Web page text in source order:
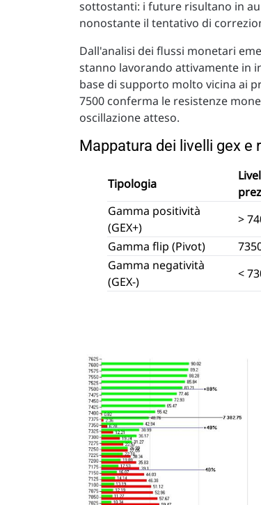
sottostanti: i future risultano in
nonostante il tentativo di
Dall'analisi dei flussi monetari
stanno lavorando attivamente in
base di supporto molto vicina ai
7500 conferma le resistenze
oscillazione atteso.
Mappatura dei livelli gex e
Tipologia
Gamma positività
(GEX+)
>
Gamma flip (Pivot)
Gamma negatività
(GEX-)
<